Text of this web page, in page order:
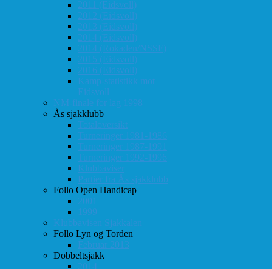
2011 (Eidsvoll)
2012 (Eidsvoll)
2013 (Eidsvoll)
2014 (Eidsvoll)
2014 (Rokaden/NSSF)
2015 (Eidsvoll)
2016 (Eidsvoll)
Kamp-statistikk mot
Eidsvoll
NM-finale for lag 1998
Ås sjakklubb
Totaloversikt
Turneringer 1981-1986
Turneringer 1987-1991
Turneringer 1992-1996
Klubbaviser
Partier fra Ås sjakklubb
Follo Open Handicap
2001
1999
Klubbavisen Sjakkalen
Follo Lyn og Torden
Februar 2013
Dobbeltsjakk
2014